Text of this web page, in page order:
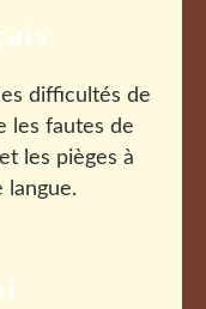
difficultés de
les fautes de
les pièges à
langue.